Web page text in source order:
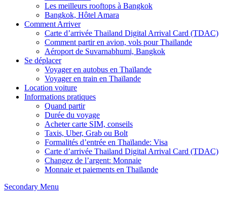
Les meilleurs rooftops à Bangkok
Bangkok, Hôtel Amara
Comment Arriver
Carte d’arrivée Thailand Digital Arrival Card (TDAC)
Comment partir en avion, vols pour Thaïlande
Aéroport de Suvarnabhumi, Bangkok
Se déplacer
Voyager en autobus en Thaïlande
Voyager en train en Thaïlande
Location voiture
Informations pratiques
Quand partir
Durée du voyage
Acheter carte SIM, conseils
Taxis, Uber, Grab ou Bolt
Formalités d’entrée en Thaïlande: Visa
Carte d’arrivée Thailand Digital Arrival Card (TDAC)
Changez de l’argent: Monnaie
Monnaie et paiements en Thaïlande
Secondary Menu